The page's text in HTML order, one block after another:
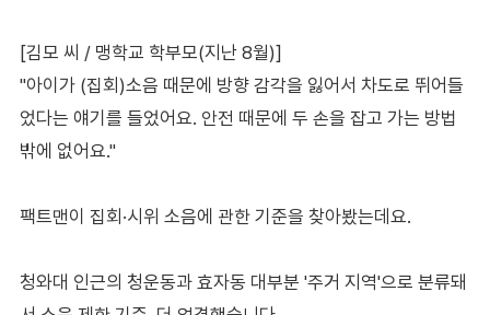
[김모 씨 / 맹학교 학부모(지난 8월)]
"아이가 (집회)소음 때문에 방향 감각을 잃어서 차도로 뛰어들
었다는 얘기를 들었어요. 안전 때문에 두 손을 잡고 가는 방법
밖에 없어요."
팩트맨이 집회·시위 소음에 관한 기준을 찾아봤는데요.
청와대 인근의 청운동과 효자동 대부분 '주거 지역'으로 분류돼